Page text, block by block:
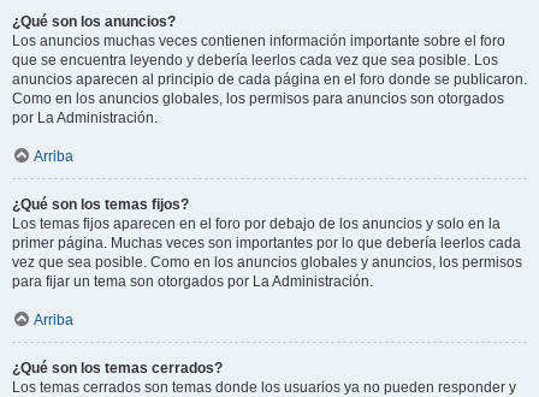
¿Qué son los anuncios?
Los anuncios muchas veces contienen información importante sobre el foro
que se encuentra leyendo y debería leerlos cada vez que sea posible. Los
anuncios aparecen al principio de cada página en el foro donde se publicaron.
Como en los anuncios globales, los permisos para anuncios son otorgados
por La Administración.
Arriba
¿Qué son los temas fijos?
Los temas fijos aparecen en el foro por debajo de los anuncios y solo en la
primer página. Muchas veces son importantes por lo que debería leerlos cada
vez que sea posible. Como en los anuncios globales y anuncios, los permisos
para fijar un tema son otorgados por La Administración.
Arriba
¿Qué son los temas cerrados?
Los temas cerrados son temas donde los usuarios ya no pueden responder y